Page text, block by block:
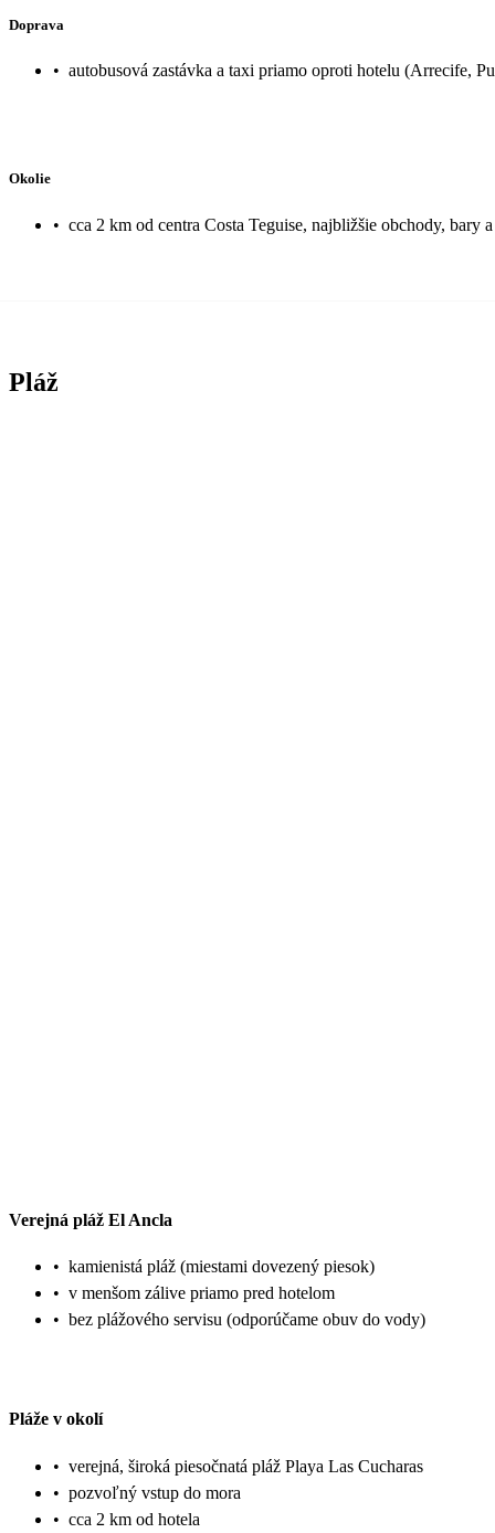
Doprava
• autobusová zastávka a taxi priamo oproti hotelu (Arrecife,
Okolie
• cca 2 km od centra Costa Teguise, najbližšie obchody, bary
Pláž
Verejná pláž El Ancla
• kamienistá pláž (miestami dovezený piesok)
• v menšom zálive priamo pred hotelom
• bez plážového servisu (odporúčame obuv do vody)
Pláže v okolí
• verejná, široká piesočnatá pláž Playa Las Cucharas
• pozvoľný vstup do mora
• cca 2 km od hotela